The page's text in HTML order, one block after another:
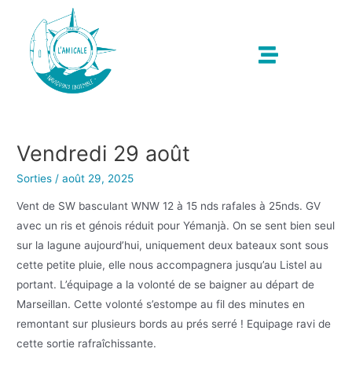
Vendredi 29 août
Sorties /août 29, 2025
Vent de SW basculant WNW 12 à 15 nds rafales à 25nds. GV
avec un ris et génois réduit pour Yémanjà. On se sent bien seul
sur la lagune aujourd’hui, uniquement deux bateaux sont sous
cette petite pluie, elle nous accompagnera jusqu’au Listel au
portant. L’équipage a la volonté de se baigner au départ de
Marseillan. Cette volonté s’estompe au fil des minutes en
remontant sur plusieurs bords au prés serré ! Equipage ravi de
cette sortie rafraîchissante.